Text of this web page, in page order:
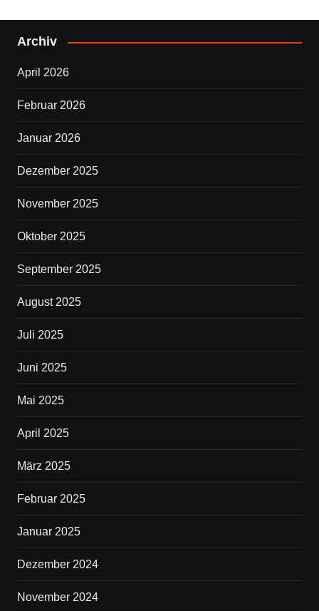
c
e
o
o
k
tt
er
Archiv
April 2026
Februar 2026
Januar 2026
Dezember 2025
November 2025
Oktober 2025
September 2025
August 2025
Juli 2025
Juni 2025
Mai 2025
April 2025
März 2025
Februar 2025
Januar 2025
Dezember 2024
November 2024